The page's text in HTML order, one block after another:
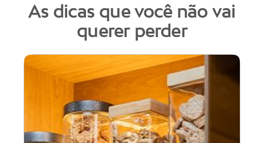
As dicas que você não vai
querer perder